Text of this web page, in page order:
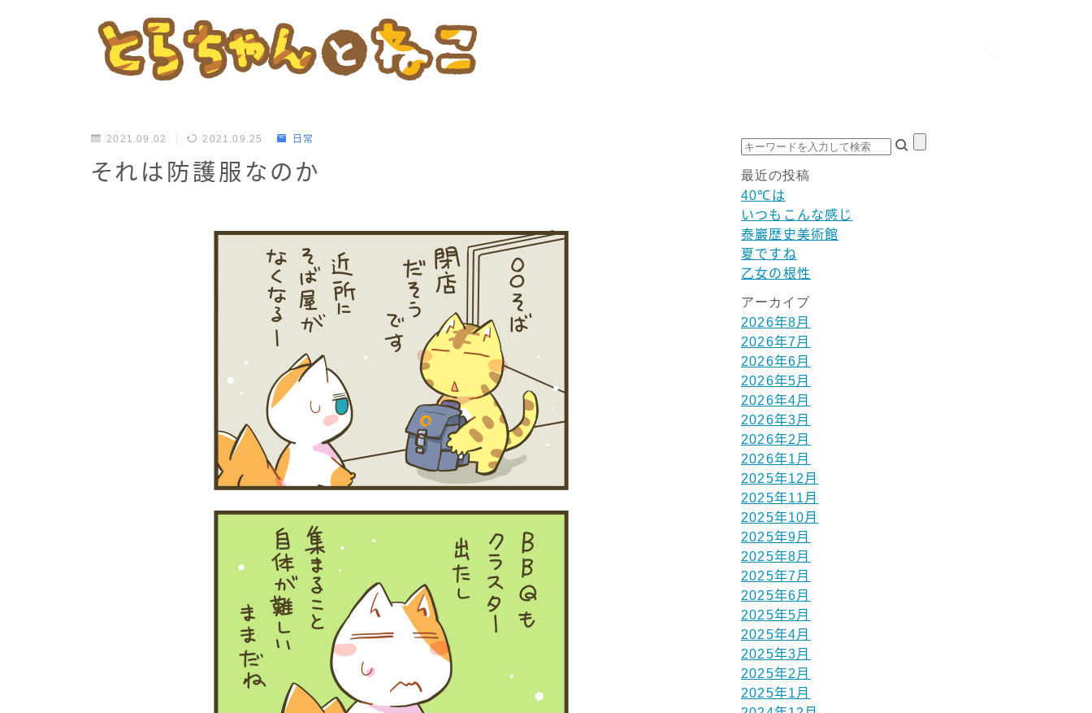
2021.09.02 2021.09.25 日常
それは防護服なのか 最近の投稿
40℃は
いつもこんな感じ
泰巖歴史美術館
夏ですね
乙女の根性
アーカイブ
2026年8月
2026年7月
2026年6月
2026年5月
2026年4月
2026年3月
2026年2月
2026年1月
2025年12月
2025年11月
2025年10月
2025年9月
2025年8月
2025年7月
2025年6月
2025年5月
2025年4月
2025年3月
2025年2月
2025年1月